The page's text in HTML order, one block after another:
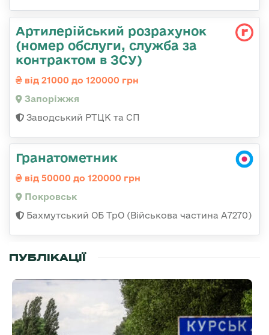
Артилерійський розрахунок
(номер обслуги, служба за
контрактом в ЗСУ)
від 21000 до 120000 грн
Запоріжжя
Заводський РТЦК та СП
Гранатометник
від 50000 до 120000 грн
Покровськ
Бахмутський ОБ ТрО (Військова частина А7270)
ПУБЛІКАЦІЇ